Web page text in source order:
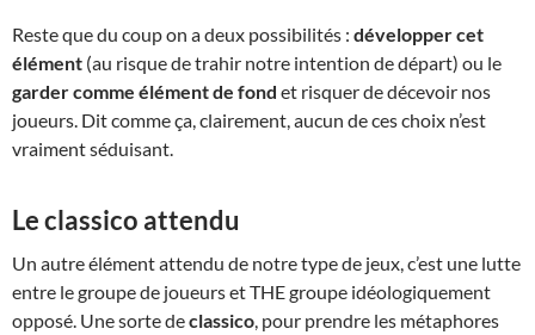
Reste que du coup on a deux possibilités : développer cet
élément (au risque de trahir notre intention de départ) ou le
garder comme élément de fond et risquer de décevoir nos
joueurs. Dit comme ça, clairement, aucun de ces choix n’est
vraiment séduisant.
Le classico attendu
Un autre élément attendu de notre type de jeux, c’est une lutte
entre le groupe de joueurs et THE groupe idéologiquement
opposé. Une sorte declassico, pour prendre les métaphores